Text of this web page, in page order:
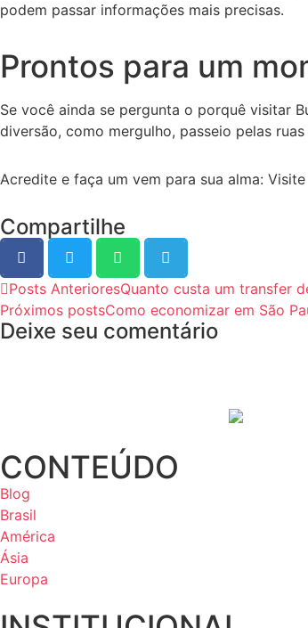
podem passar informações mais precisas.
Prontos para um
Se você ainda se pergunta o porquê visitar
diversão, como mergulho, passeio pelas
Acredite e faça um vem para sua alma: Visite
Compartilhe
Posts AnterioresQuanto custa um transfer
Próximos postsComo economizar em São
Deixe seu comentário
CONTEÚDO
Blog
Brasil
América
Ásia
Europa